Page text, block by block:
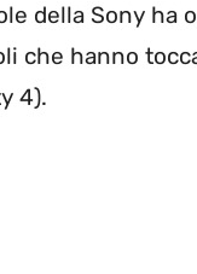
della Sony ha
che hanno
4).